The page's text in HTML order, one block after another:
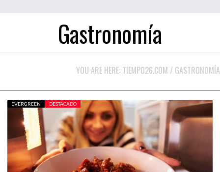
ECONOMÍA
CIENCIA
TECH
VIDEOS
Gastronomía
YOU ARE HERE: TIEMPO26.COM / GASTRONOMÍA
EVERGREEN DESTACADO